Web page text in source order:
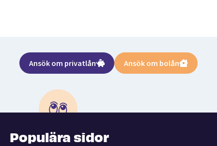
Ansök om privatlån Ansök om bolån
Populära sidor